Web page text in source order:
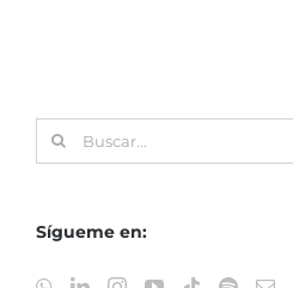
Buscar:
Sígueme en: